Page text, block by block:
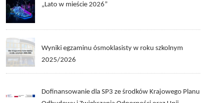
„Lato w mieście 2026”
Wyniki egzaminu ósmoklasisty w roku szkolnym
2025/2026
Dofinansowanie dla SP3 ze środków Krajowego Planu